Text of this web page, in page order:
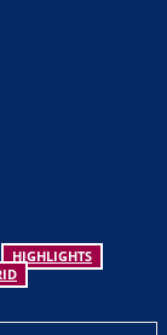
HIGHLIGHTS